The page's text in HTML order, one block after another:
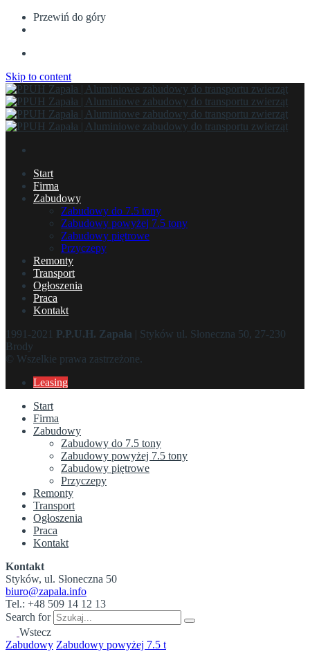
Przewiń do góry
Skip to content
Start
Firma
Zabudowy
Zabudowy do 7.5 tony
Zabudowy powyżej 7.5 tony
Zabudowy piętrowe
Przyczepy
Remonty
Transport
Ogłoszenia
Praca
Kontakt
1991-2021 P.P.U.H. Zapała | Styków ul. Słoneczna 50, 27-230
Brody
© Wszelkie prawa zastrzeżone.
Leasing
Start
Firma
Zabudowy
Zabudowy do 7.5 tony
Zabudowy powyżej 7.5 tony
Zabudowy piętrowe
Przyczepy
Remonty
Transport
Ogłoszenia
Praca
Kontakt
Kontakt
Styków, ul. Słoneczna 50
biuro@zapala.info
Tel.: +48 509 14 12 13
Search for
Wstecz
Zabudowy Zabudowy powyżej 7.5 t